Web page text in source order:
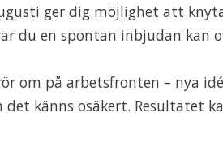
ger dig möjlighet att
du en spontan inbjudan kan
om på arbetsfronten – nya
det känns osäkert. Resultatet